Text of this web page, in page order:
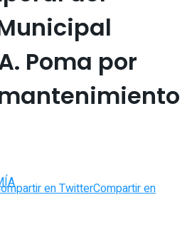
Poma por
en TwitterCompartir en